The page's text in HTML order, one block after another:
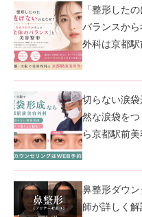
「整形した
バランスか
外科は京都
切らない涙
然な涙袋を
ら京都駅前
鼻整形ダウ
師が詳しく